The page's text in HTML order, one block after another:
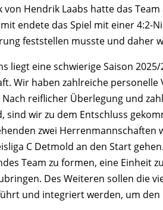
Hendrik Laabs hatte das
endete das Spiel mit einer 4:2-
feststellen musste und daher
liegt eine schwierige Saison
Wir haben zahlreiche personelle
reiflicher Überlegung und
wir zu dem Entschluss
zwei Herrenmannschaften
C Detmold an den Start
Team zu formen, eine Einheit
Des Weiteren sollen die
und integriert werden, um den